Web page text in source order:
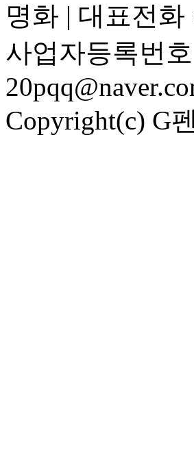
명화 | 대표전화
사업자등록번
Copyright(c) G